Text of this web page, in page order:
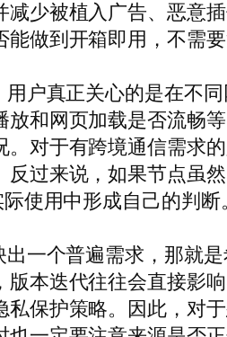
少被植入广告、恶意
做到开箱即用，不需要
户真正关心的是在不
和网页加载是否流畅
对于有跨境通信需求
过来说，如果节点虽
使用中形成自己的判断。
一个普遍需求，那就
本迭代往往会直接影
保护策略。因此，对